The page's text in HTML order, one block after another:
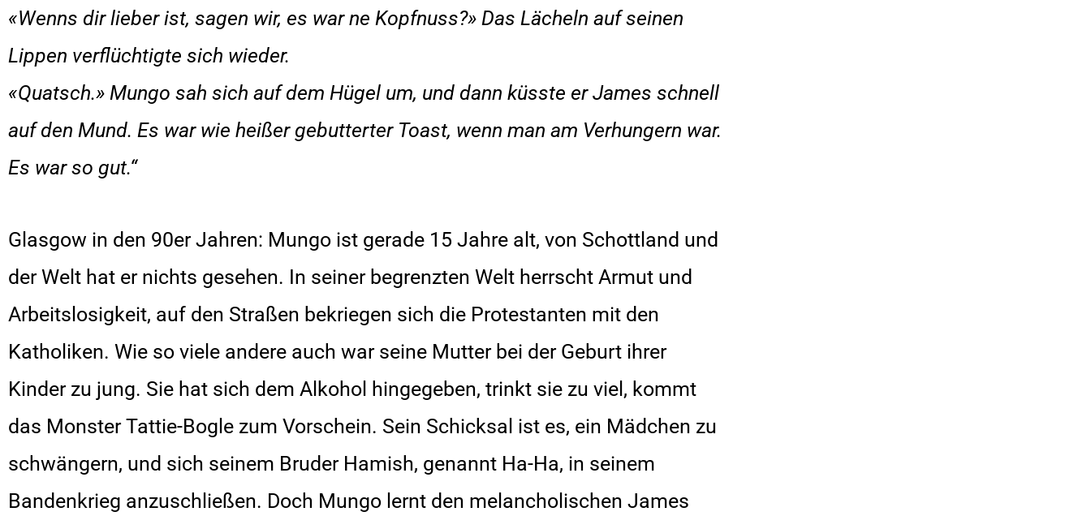
«Wenns dir lieber ist, sagen wir, es war ne Kopfnuss?» Das Lächeln auf seinen
Lippen verflüchtigte sich wieder.
«Quatsch.» Mungo sah sich auf dem Hügel um, und dann küsste er James schnell
auf den Mund. Es war wie heißer gebutterter Toast, wenn man am Verhungern war.
Es war so gut.“
Glasgow in den 90er Jahren: Mungo ist gerade 15 Jahre alt, von Schottland und
der Welt hat er nichts gesehen. In seiner begrenzten Welt herrscht Armut und
Arbeitslosigkeit, auf den Straßen bekriegen sich die Protestanten mit den
Katholiken. Wie so viele andere auch war seine Mutter bei der Geburt ihrer
Kinder zu jung. Sie hat sich dem Alkohol hingegeben, trinkt sie zu viel, kommt
das Monster Tattie-Bogle zum Vorschein. Sein Schicksal ist es, ein Mädchen zu
schwängern, und sich seinem Bruder Hamish, genannt Ha-Ha, in seinem
Bandenkrieg anzuschließen. Doch Mungo lernt den melancholischen James